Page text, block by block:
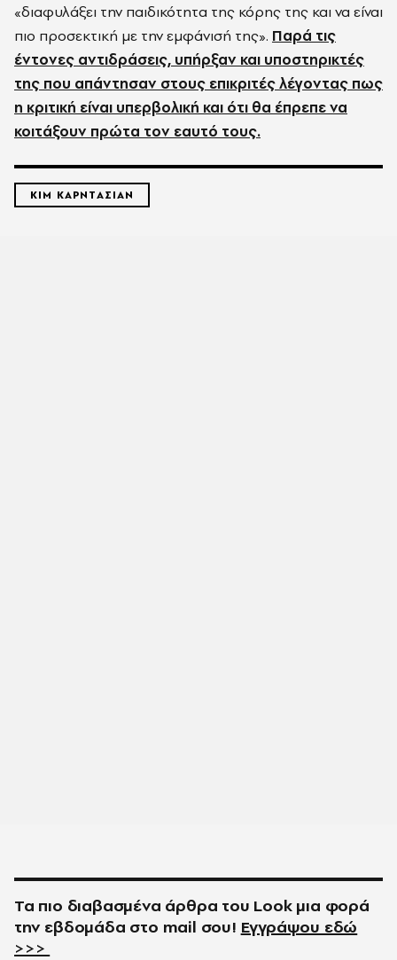
«διαφυλάξει την παιδικότητα της κόρης της και να είναι
πιο προσεκτική με την εμφάνισή της». Παρά τις
έντονες αντιδράσεις, υπήρξαν και υποστηρικτές
της που απάντησαν στους επικριτές λέγοντας πως
η κριτική είναι υπερβολική και ότι θα έπρεπε να
κοιτάξουν πρώτα τον εαυτό τους.
ΚΙΜ ΚΑΡΝΤΑΣΙΑΝ
Τα πιο διαβασμένα άρθρα του Look μια φορά
την εβδομάδα στο mail σου! Εγγράψου εδώ
>>>